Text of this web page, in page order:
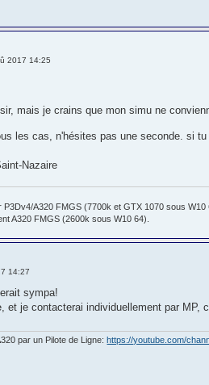
2017 14:25
mais je crains que mon simu ne
les cas, n'hésites pas une seconde. si
Nazaire
A320 FMGS (7700k et GTX 1070 sous
A320 FMGS (2600k sous W10 64).
14:27
sympa!
et je contacterai individuellement par MP,
par un Pilote de Ligne:https://youtube.com/